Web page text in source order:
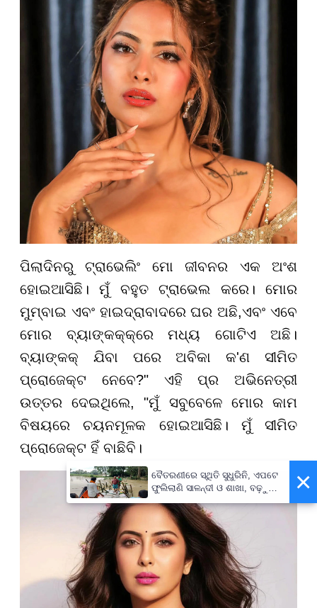
ପିଲାଦିନରୁଟ୍ରାଭେଲିଂ ମୋ ଜୀବନର ଏକ ଅଂଶ
ହୋଇଆସିଛି। ମୁଁ ବହୁତଟ୍ରାଭେଲ କରେ । ମୋର
ମୁମ୍ବାଇ ଏବଂ ହାଇଦ୍ରାବାଦରେ ଘର ଅଛି,ଏବଂ ଏବେ
ମୋର ବ୍ୟାଙ୍କକ୍କ୍ରେ ମଧ୍ୟ ଗୋଟିଏ ଅଛି।
ବ୍ୟାଙ୍କକ୍ ଯିବା ପରେ ଅବିକା କ'ଣ ସୀମିତ
ପ୍ରୋଜେକ୍ଟ ନେବେ?" ଏହି ପ୍ର ଅଭିନେତ୍ରୀ
ଉତ୍ତର ଦେଇଥିଲେ, "ମୁଁ ସବୁବେଳେ ମୋର କାମ
ବିଷୟରେ ଚୟନମୂଳକ ହୋଇଆସିଛି। ମୁଁ ସୀମିତ
ପ୍ରୋଜେକ୍ଟ ହିଁ ବାଛିବି।
×
ବୈତରଣୀରେ ସ୍ଥିତି ସୁଧୁରିନି, ଏପଟେ
ଫୁଲିଲାଣି ସାଳନ୍ଦୀ ଓ ଶାଖା, ବଢ଼ୁଛି
ବନ୍ୟା ଭୟ